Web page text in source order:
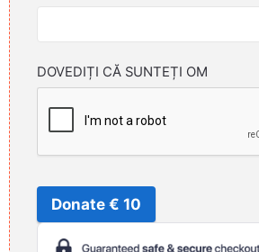
DOVEDIȚI CĂ SUNTEȚI OM
Donate € 10